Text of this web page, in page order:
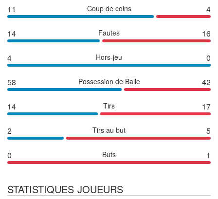
11 Coup de coins 4
14 Fautes 16
4 Hors-jeu 0
58 Possession de Balle 42
14 Tirs 17
2 Tirs au but 5
0 Buts 1
STATISTIQUES JOUEURS